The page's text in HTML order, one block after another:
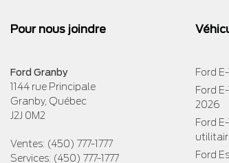
Pour nous joindre
Ford Granby
1144 rue Principale
Granby, Québec
J2J 0M2
Ventes: (450) 777-1777
Services: (450) 777-1777
Ford
Ford
2026
Ford
Ford